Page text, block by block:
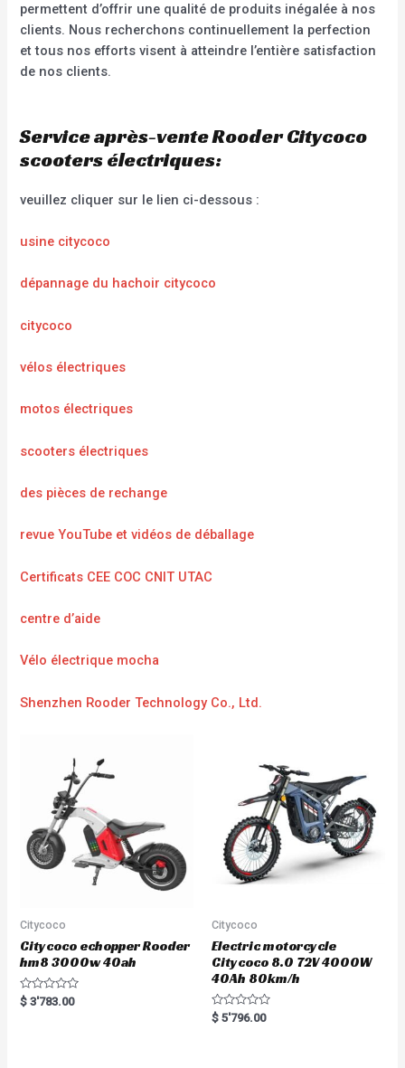
permettent d’offrir une qualité de produits inégalée à nos
clients. Nous recherchons continuellement la perfection
et tous nos efforts visent à atteindre l’entière satisfaction
de nos clients.
Service après-vente Rooder Citycoco
scooters électriques:
veuillez cliquer sur le lien ci-dessous :
usine citycoco
dépannage du hachoir citycoco
citycoco
vélos électriques
motos électriques
scooters électriques
des pièces de rechange
revue YouTube et vidéos de déballage
Certificats CEE COC CNIT UTAC
centre d’aide
Vélo électrique mocha
Shenzhen Rooder Technology Co., Ltd.
Citycoco
Citycoco echopper Rooder
hm8 3000w 40ah
R
a
$ 3'783.00
Citycoco
Electric motorcycle
Citycoco 8.0 72V 4000W
40Ah 80km/h
R
a
$ 5'796.00